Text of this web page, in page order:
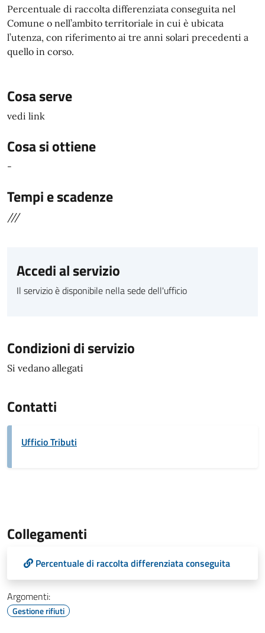
Percentuale di raccolta differenziata conseguita nel
Comune o nell’ambito territoriale in cui è ubicata
l’utenza, con riferimento ai tre anni solari precedenti a
quello in corso.
Cosa serve
vedi link
Cosa si ottiene
-
Tempi e scadenze
///
Accedi al servizio
Il servizio è disponibile nella sede dell'ufficio
Condizioni di servizio
Si vedano allegati
Contatti
Ufficio Tributi
Collegamenti
Percentuale di raccolta differenziata conseguita
Argomenti:
Gestione rifiuti